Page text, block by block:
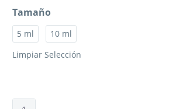
Tamaño
5 ml
10 ml
Limpiar Selección